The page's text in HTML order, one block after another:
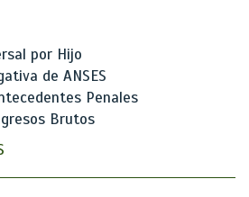
por Hijo
de ANSES
Penales
Brutos